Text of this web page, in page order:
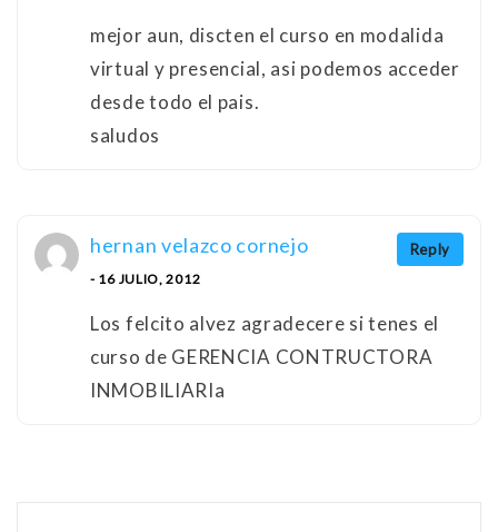
mejor aun, discten el curso en modalida
virtual y presencial, asi podemos acceder
desde todo el pais.
saludos
Reply
hernan velazco cornejo
- 16 JULIO, 2012
Los felcito alvez agradecere si tenes el
curso de GERENCIA CONTRUCTORA
INMOBILIARIa